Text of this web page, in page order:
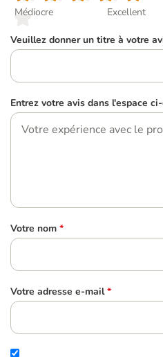
Médiocre
Excellent
Veuillez donner un titre à votre
Entrez votre avis dans l'espace
Votre nom *
Votre adresse e-mail *